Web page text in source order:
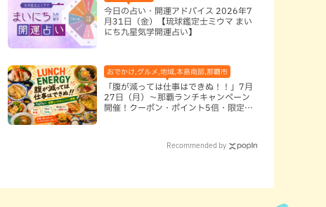
今日の占い・開運アドバイス 2026年7
月31日（金）【琉球鑑定士ミウマ まい
にち九星気学開運占い】
おでかけ,グルメ,地域,本島南部,那覇市
「腹が減っては仕事はできぬ！！」7月
27日（月）〜那覇ランチキャンペーン
開催！クーポン・ポイント5倍・限定グ
Recommended by